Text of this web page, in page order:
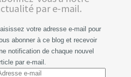
par e-mail.
votre adresse e-mail pour
abonner à ce blog et recevoir
notification de chaque nouvel
par e-mail.